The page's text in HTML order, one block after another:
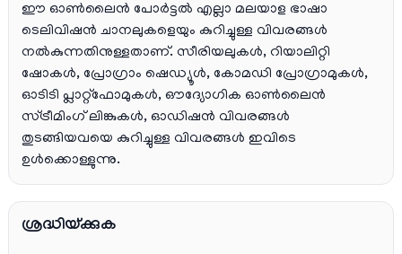
ഈ ഓൺലൈൻ പോർട്ടൽ എല്ലാ മലയാള ഭാഷാ
ടെലിവിഷൻ ചാനലുകളെയും കുറിച്ചുള്ള വിവരങ്ങൾ
നൽകുന്നതിനുള്ളതാണ്. സീരിയലുകൾ, റിയാലിറ്റി
ഷോകൾ, പ്രോഗ്രാം ഷെഡ്യൂൾ, കോമഡി പ്രോഗ്രാമുകൾ,
ഓടിടി പ്ലാറ്റ്‌ഫോമുകൾ, ഔദ്യോഗിക ഓൺലൈൻ
സ്ട്രീമിംഗ് ലിങ്കുകൾ, ഓഡിഷൻ വിവരങ്ങൾ
തുടങ്ങിയവയെ കുറിച്ചുള്ള വിവരങ്ങൾ ഇവിടെ
ഉൾക്കൊള്ളുന്നു.
ശ്രദ്ധിയ്ക്കുക